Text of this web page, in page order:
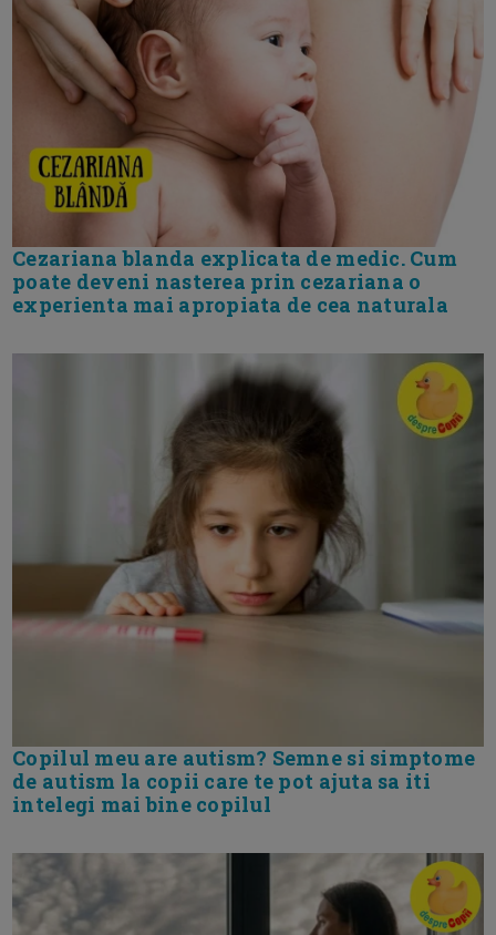
Cezariana blanda explicata de medic. Cum
poate deveni nasterea prin cezariana o
experienta mai apropiata de cea naturala
Copilul meu are autism? Semne si simptome
de autism la copii care te pot ajuta sa iti
intelegi mai bine copilul